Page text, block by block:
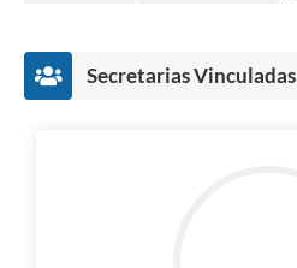
Secretarias Vinculadas